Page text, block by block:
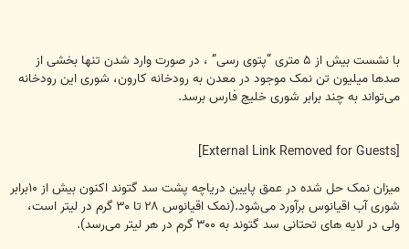
با نشست بیش از ۵ متری “پتوی رسی” ، در صورت وارد شدن تنها بخشی از
صدها میلیون‌ تن نمک موجود در معدن به رودخانه کارون، شوری این رودخانه
می‌تواند به چند برابر شوری خلیج فارس برسد.
میزان نمک حل شده در عمق پایین دریاچه پشت سد گتوند اکنون بیش از ۱۰برابر
شوری آب اقیانوس برآورد می‌شود.(نمک اقیانوس ۲۸ تا ۳۰ گرم در لیتر است،
ولی در لایه های تحتانی سد گتوند به‌ ۳۰۰ گرم در هر لیتر می‌رسد).